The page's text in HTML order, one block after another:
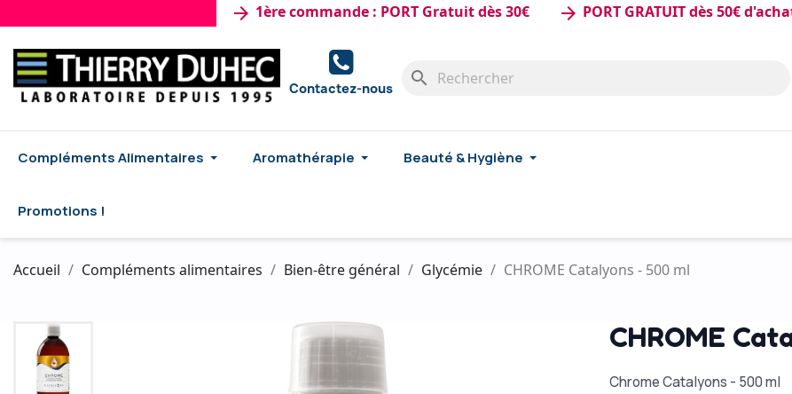
1ère commande : PORT Gratuit dès 30€ arrow_forward PORT GRATUIT dès 50€ d'achat
Contactez-nous search
Compléments Alimentaires Aromathérapie Beauté & Hygiène
Promotions !
Accueil Compléments alimentaires Bien-être général Glycémie CHROME Catalyons - 500 ml
CHROME
Chrome Catalyons - 500 ml